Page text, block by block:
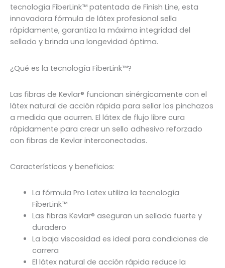
tecnología FiberLink™ patentada de Finish Line, esta
innovadora fórmula de látex profesional sella
rápidamente, garantiza la máxima integridad del
sellado y brinda una longevidad óptima.
¿Qué es la tecnología FiberLink™?
Las fibras de Kevlar® funcionan sinérgicamente con el
látex natural de acción rápida para sellar los pinchazos
a medida que ocurren. El látex de flujo libre cura
rápidamente para crear un sello adhesivo reforzado
con fibras de Kevlar interconectadas.
Características y beneficios:
La fórmula Pro Latex utiliza la tecnología
FiberLink™
Las fibras Kevlar® aseguran un sellado fuerte y
duradero
La baja viscosidad es ideal para condiciones de
carrera
El látex natural de acción rápida reduce la